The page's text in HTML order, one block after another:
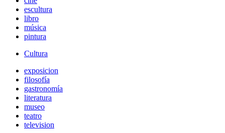
escultura
libro
música
pintura
Cultura
exposicion
filosofía
gastronomía
literatura
museo
teatro
television